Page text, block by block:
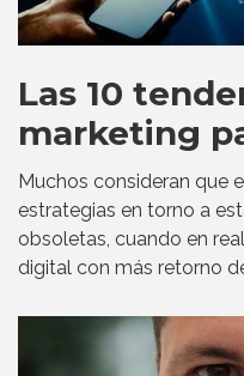
Las 10
marketing
Muchos consideran que
estrategias en torno a
obsoletas, cuando en
digital con más retorno